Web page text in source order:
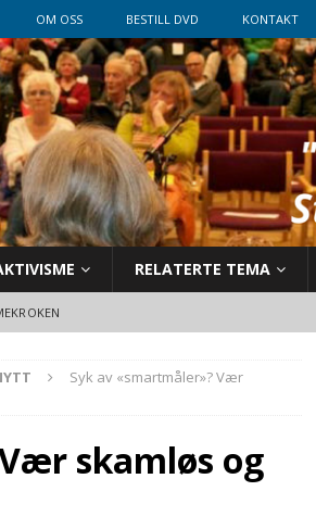
OM OSS BESTILL DVD KONTAKT
RELATERTE TEMA
Syk av «smartmåler»? Vær
skamløs og